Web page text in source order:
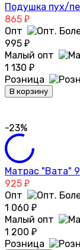
Подушка пух/
865 ₽
Опт
995 ₽
Малый опт
1 130 ₽
Розница
В корзину
-23%
Матрас "Вата"
925 ₽
Опт
1 060 ₽
Малый опт
1 200 ₽
Розница